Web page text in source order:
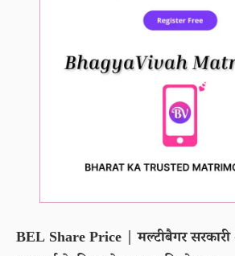
BEL Share Price | मल्टीबैगर